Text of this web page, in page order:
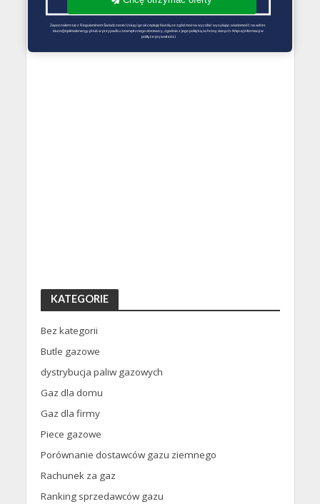
KATEGORIE
Bez kategorii
Butle gazowe
dystrybucja paliw gazowych
Gaz dla domu
Gaz dla firmy
Piece gazowe
Porównanie dostawców gazu ziemnego
Rachunek za gaz
Ranking sprzedawców gazu
Zapoznałem się z Regulaminem Świadczenie Usług i go akceptuję Każdą ze zgód można wycofać wysyłając wiadomość na adres
biuro@optimalenergy.pl lub w przypadku zewnętrznego dostawcy, zgodnie z jego polityką ochrony danych. Więcej informacji w
polityce prywatności